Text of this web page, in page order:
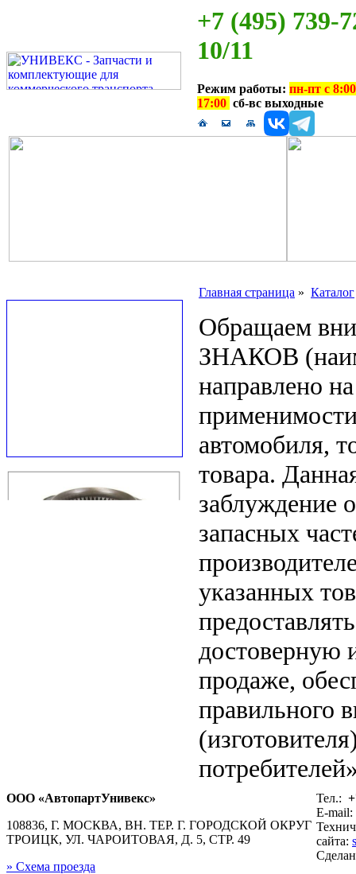
+7 (495) 739-
10/11
Режим работы: пн-пт с
17:00 сб-вс выходные
Главная страница » Каталог
Обращаем
ЗНАКОВ
направлено
автомобиля,
товара.
заблуждение
запасных
указанных
достоверную
продаже,
правильного
ООО «АвтопартУнивекс»
108836, Г. МОСКВА, ВН. ТЕР. Г. ГОРОДСКОЙ ОКРУГ
ТРОИЦК, УЛ. ЧАРОИТОВАЯ, Д. 5, СТР. 49
» Схема проезда
Тел.:
E-mail:
сайта: